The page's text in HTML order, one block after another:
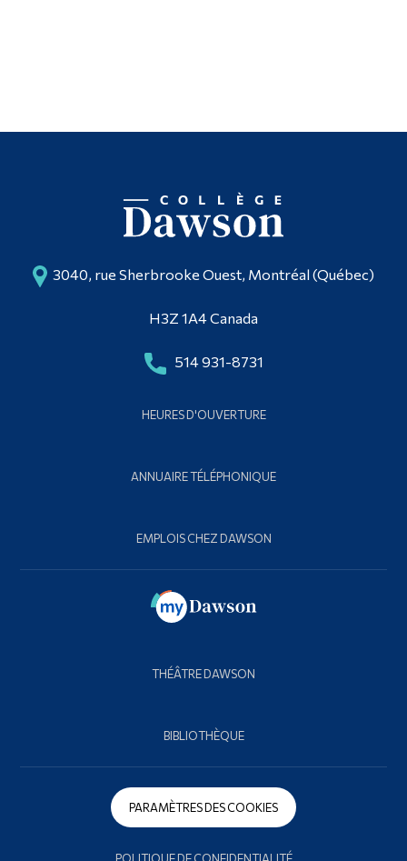
3040, rue Sherbrooke Ouest, Montréal (Québec)
H3Z 1A4 Canada
514 931-8731
HEURES D'OUVERTURE
ANNUAIRE TÉLÉPHONIQUE
EMPLOIS CHEZ DAWSON
THÉÂTRE DAWSON
BIBLIOTHÈQUE
PARAMÈTRES DES COOKIES